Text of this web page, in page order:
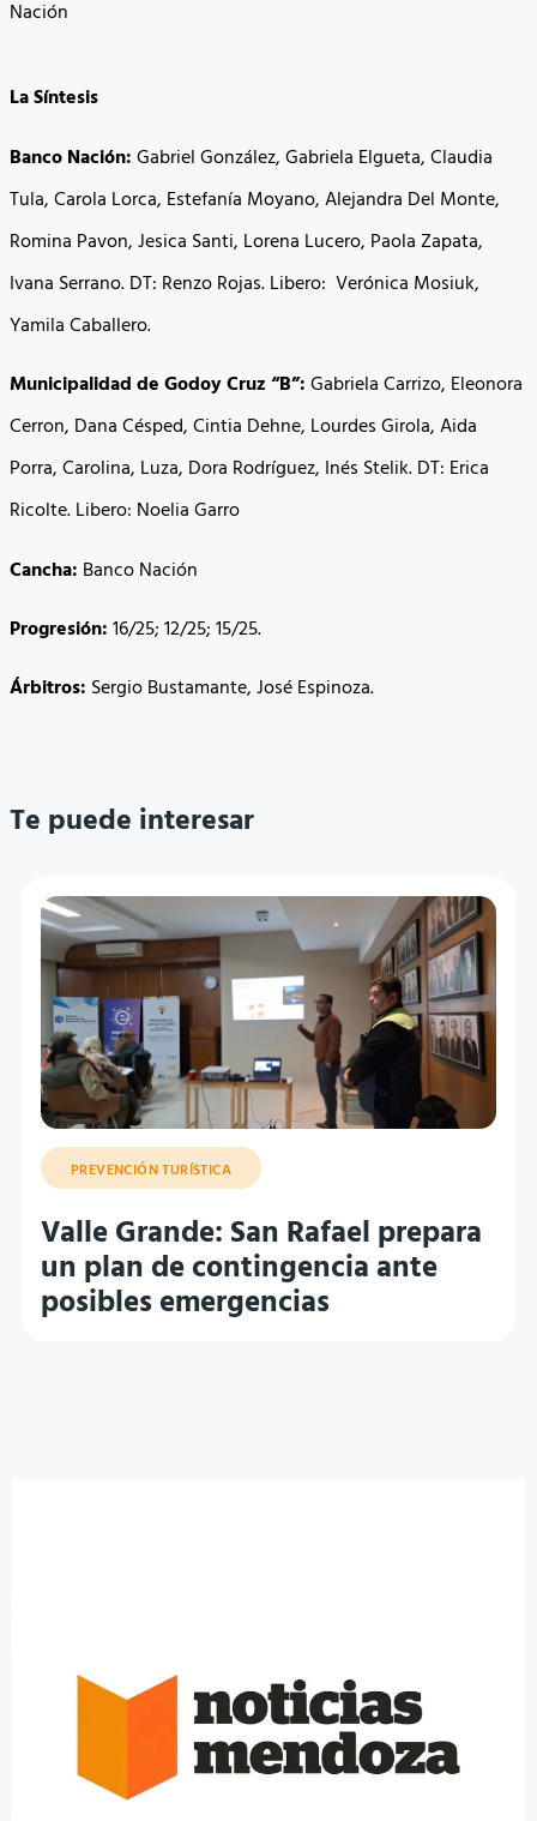
La Síntesis
Banco Nación:Gabriel González, Gabriela Elgueta, Claudia
Tula, Carola Lorca, Estefanía Moyano, Alejandra Del Monte,
Romina Pavon, Jesica Santi, Lorena Lucero, Paola Zapata,
Ivana Serrano. DT: Renzo Rojas. Libero: Verónica Mosiuk,
Yamila Caballero.
Municipalidad de Godoy Cruz “B”:Gabriela Carrizo, Eleonora
Cerron, Dana Césped, Cintia Dehne, Lourdes Girola, Aida
Porra, Carolina, Luza, Dora Rodríguez, Inés Stelik. DT: Erica
Ricolte. Libero: Noelia Garro
Cancha: Banco Nación
Progresión:16/25; 12/25; 15/25.
Árbitros: Sergio Bustamante, José Espinoza.
Te puede interesar
PREVENCIÓN TURÍSTICA
Valle Grande: San Rafael prepara
un plan de contingencia ante
posibles emergencias